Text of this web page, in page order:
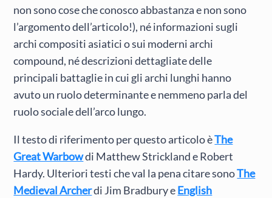
non sono cose che conosco abbastanza e non sono
l’argomento dell’articolo!), né informazioni sugli
archi compositi asiatici o sui moderni archi
compound, né descrizioni dettagliate delle
principali battaglie in cui gli archi lunghi hanno
avuto un ruolo determinante e nemmeno parla del
ruolo sociale dell’arco lungo.
Il testo di riferimento per questo articolo èThe
Great Warbowdi Matthew Strickland e Robert
Hardy. Ulteriori testi che val la pena citare sonoThe
Medieval Archerdi Jim Bradbury eEnglish